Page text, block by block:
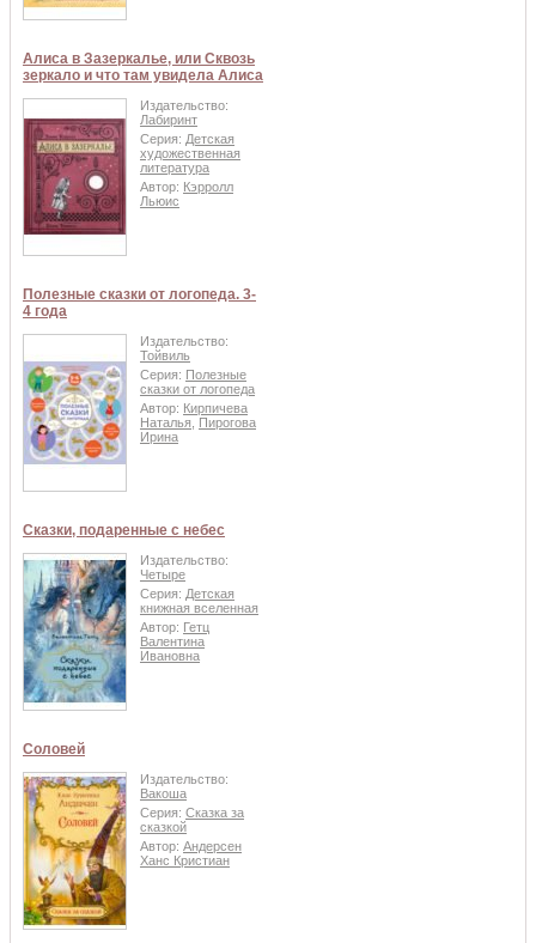
Алиса в Зазеркалье, или Сквозь
зеркало и что там увидела Алиса
Издательство:
Лабиринт
Серия: Детская
художественная
литература
Автор: Кэрролл
Льюис
Полезные сказки от логопеда. 3-
4 года
Издательство:
Тойвиль
Серия: Полезные
сказки от логопеда
Автор: Кирпичева
Наталья
Пирогова
Ирина
Сказки, подаренные с небес
Издательство:
Четыре
Серия: Детская
книжная вселенная
Автор: Гетц
Валентина
Ивановна
Соловей
Издательство:
Вакоша
Серия: Сказка за
сказкой
Автор: Андерсен
Ханс Кристиан